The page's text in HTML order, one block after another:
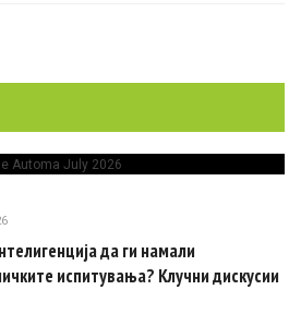
да ги намали
испитувања? Клучни дискусии